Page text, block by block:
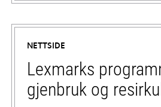
opens
in
new
tab
NETTSIDE
Lexmarks
gjenbruk og